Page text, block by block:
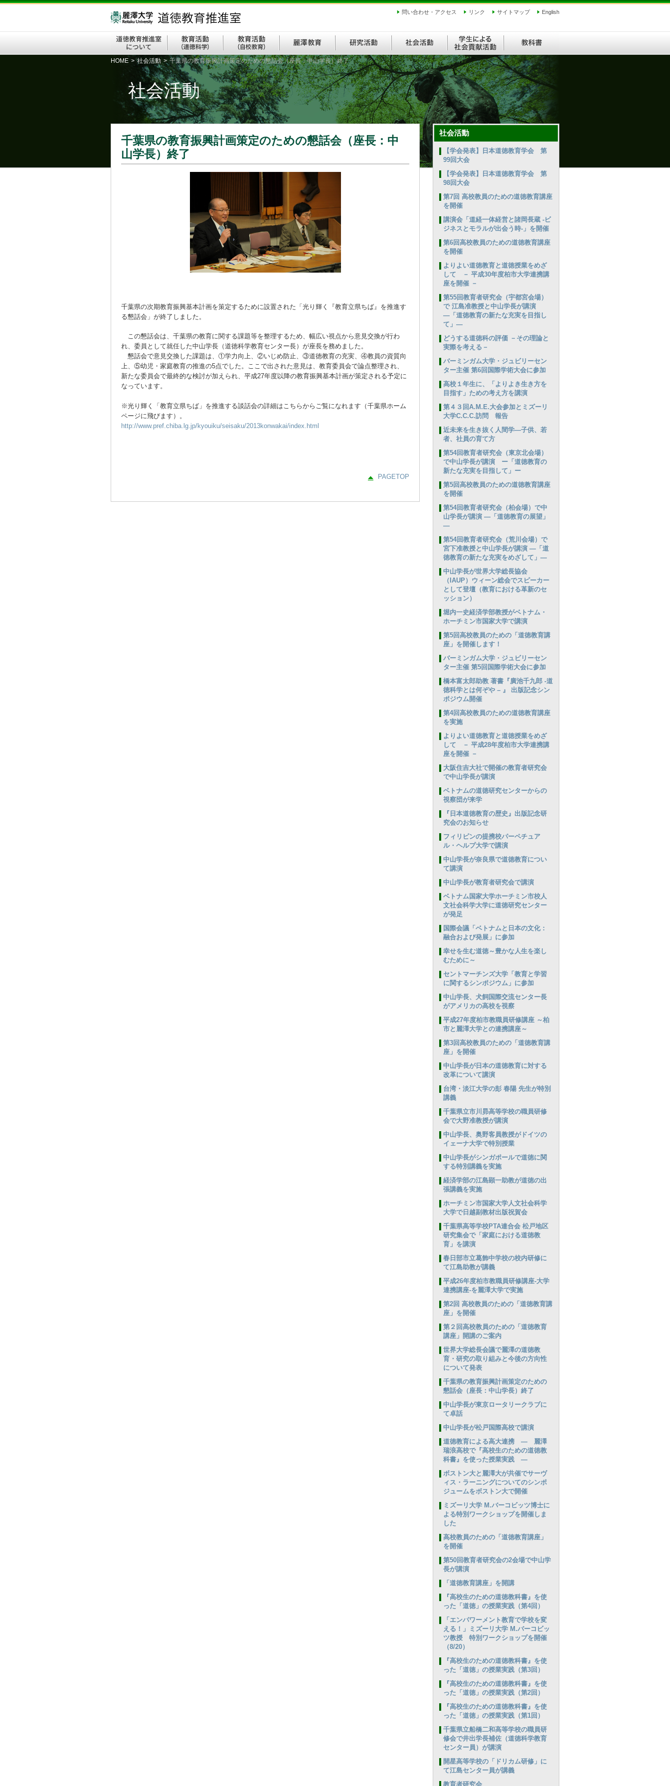
問い合わせ・アクセス リンク サイトマップ English
HOME > 社会活動 > 千葉県の教育振興計画策定のための懇話会（座長：中山学長）終了
社会活動
千葉県の教育振興計画策定のための懇話会（座長：中
山学長）終了
千葉県の次期教育振興基本計画を策定するために設置された「光り輝く『教育立県ちば』を推進す
る懇話会」が終了しました。
この懇話会は、千葉県の教育に関する課題等を整理するため、幅広い視点から意見交換が行わ
れ、委員として就任した中山学長（道徳科学教育センター長）が座長を務めました。
懇話会で意見交換した課題は、①学力向上、②いじめ防止、③道徳教育の充実、④教員の資質向
上、⑤幼児・家庭教育の推進の5点でした。ここで出された意見は、教育委員会で論点整理され、
新たな委員会で最終的な検討が加えられ、平成27年度以降の教育振興基本計画が策定される予定に
なっています。
※光り輝く「教育立県ちば」を推進する談話会の詳細はこちらからご覧になれます（千葉県ホーム
ページに飛びます）。
http://www.pref.chiba.lg.jp/kyouiku/seisaku/2013konwakai/index.html
PAGETOP
社会活動
【学会発表】日本道徳教育学会 第
99回大会
【学会発表】日本道徳教育学会 第
98回大会
第7回 高校教員のための道徳教育講座
を開催
講演会「道経一体経営と諸岡長蔵 ‐ビ
ジネスとモラルが出会う時‐」を開催
第6回高校教員のための道徳教育講座
を開催
よりよい道徳教育と道徳授業をめざ
して － 平成30年度柏市大学連携講
座を開催 －
第55回教育者研究会（宇都宮会場）
で 江島准教授と中山学長が講演
―「道徳教育の新たな充実を目指し
て」―
どうする道徳科の評価 －その理論と
実際を考える－
バーミンガム大学・ジュビリーセン
ター主催 第6回国際学術大会に参加
高校１年生に、「よりよき生き方を
目指す」ための考え方を講演
第４３回A.M.E.大会参加とミズーリ
大学C.C.C.訪問 報告
近未来を生き抜く人間学―子供、若
者、社員の育て方
第54回教育者研究会（東京北会場）
で中山学長が講演 ー「道徳教育の
新たな充実を目指して」ー
第5回高校教員のための道徳教育講座
を開催
第54回教育者研究会（柏会場）で中
山学長が講演 ―「道徳教育の展望」
―
第54回教育者研究会（荒川会場）で
宮下准教授と中山学長が講演 ―「道
徳教育の新たな充実をめざして」―
中山学長が世界大学総長協会
（IAUP）ウィーン総会でスピーカー
として登壇（教育における革新のセ
ッション）
堀内一史経済学部教授がベトナム・
ホーチミン市国家大学で講演
第5回高校教員のための「道徳教育講
座」を開催します！
バーミンガム大学・ジュビリーセン
ター主催 第5回国際学術大会に参加
橋本富太郎助教 著書『廣池千九郎 -道
徳科学とは何ぞや – 』 出版記念シン
ポジウム開催
第4回高校教員のための道徳教育講座
を実施
よりよい道徳教育と道徳授業をめざ
して － 平成28年度柏市大学連携講
座を開催 －
大阪住吉大社で開催の教育者研究会
で中山学長が講演
ベトナムの道徳研究センターからの
視察団が来学
『日本道徳教育の歴史』出版記念研
究会のお知らせ
フィリピンの提携校パーペチュア
ル・ヘルプ大学で講演
中山学長が奈良県で道徳教育につい
て講演
中山学長が教育者研究会で講演
ベトナム国家大学ホーチミン市校人
文社会科学大学に道徳研究センター
が発足
国際会議「ベトナムと日本の文化：
融合および発展」に参加
幸せを生む道徳～豊かな人生を楽し
むために～
セントマーチンズ大学「教育と学習
に関するシンポジウム」に参加
中山学長、犬飼国際交流センター長
がアメリカの高校を視察
平成27年度柏市教職員研修講座 ～柏
市と麗澤大学との連携講座～
第3回高校教員のための「道徳教育講
座」を開催
中山学長が日本の道徳教育に対する
改革について講演
台湾・淡江大学の彭 春陽 先生が特別
講義
千葉県立市川昴高等学校の職員研修
会で大野准教授が講演
中山学長、奥野客員教授がドイツの
イェーナ大学で特別授業
中山学長がシンガポールで道徳に関
する特別講義を実施
経済学部の江島顕一助教が道徳の出
張講義を実施
ホーチミン市国家大学人文社会科学
大学で日越副教材出版祝賀会
千葉県高等学校PTA連合会 松戸地区
研究集会で「家庭における道徳教
育」を講演
春日部市立葛飾中学校の校内研修に
て江島助教が講義
平成26年度柏市教職員研修講座-大学
連携講座-を麗澤大学で実施
第2回 高校教員のための「道徳教育講
座」を開催
第２回高校教員のための「道徳教育
講座」開講のご案内
世界大学総長会議で麗澤の道徳教
育・研究の取り組みと今後の方向性
について発表
千葉県の教育振興計画策定のための
懇話会（座長：中山学長）終了
中山学長が東京ロータリークラブに
て卓話
中山学長が松戸国際高校で講演
道徳教育による高大連携 ― 麗澤
瑞浪高校で『高校生のための道徳教
科書』を使った授業実践 ―
ボストン大と麗澤大が共催でサーヴ
ィス・ラーニングについてのシンポ
ジュームをボストン大で開催
ミズーリ大学 M.バーコビッツ博士に
よる特別ワークショップを開催しま
した
高校教員のための「道徳教育講座」
を開催
第50回教育者研究会の2会場で中山学
長が講演
「道徳教育講座」を開講
『高校生のための道徳教科書』を使
った「道徳」の授業実践（第4回）
「エンパワーメント教育で学校を変
える！」ミズーリ大学 M.バーコビッ
ツ教授 特別ワークショップを開催
（8/20）
『高校生のための道徳教科書』を使
った「道徳」の授業実践（第3回）
『高校生のための道徳教科書』を使
った「道徳」の授業実践（第2回）
『高校生のための道徳教科書』を使
った「道徳」の授業実践（第1回）
千葉県立船橋二和高等学校の職員研
修会で井出学長補佐（道徳科学教育
センター員）が講演
開星高等学校の「ドリカム研修」に
て江島センター員が講義
教育者研究会